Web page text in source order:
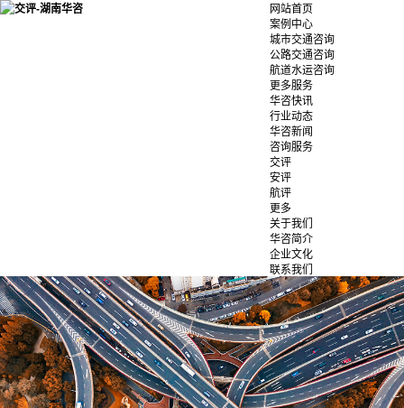
网站首页
案例中心
城市交通咨询
公路交通咨询
航道水运咨询
更多服务
华咨快讯
行业动态
华咨新闻
咨询服务
交评
安评
航评
更多
关于我们
华咨简介
企业文化
联系我们